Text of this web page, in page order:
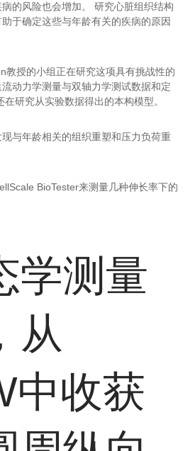
的风险也会增加。 研究心脏组织结构
于确定这些与年龄有关的疾病的原因
教授的小组正在研究这项具有挑战性的
动力学测量与双轴力学测试数据和定
研究从实验数据得出的本构模型。
与年龄相关的组织重塑和压力负荷重
BioTester来测量几种伸长率下的
学测量
从
中收获